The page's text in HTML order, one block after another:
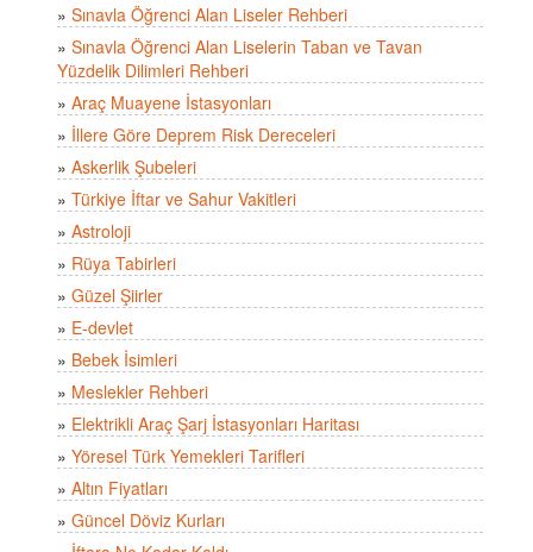
» Sınavla Öğrenci Alan Liseler Rehberi
» Sınavla Öğrenci Alan Liselerin Taban ve Tavan
Yüzdelik Dilimleri Rehberi
» Araç Muayene İstasyonları
» İllere Göre Deprem Risk Dereceleri
» Askerlik Şubeleri
» Türkiye İftar ve Sahur Vakitleri
» Astroloji
» Rüya Tabirleri
» Güzel Şiirler
» E-devlet
» Bebek İsimleri
» Meslekler Rehberi
» Elektrikli Araç Şarj İstasyonları Haritası
» Yöresel Türk Yemekleri Tarifleri
» Altın Fiyatları
» Güncel Döviz Kurları